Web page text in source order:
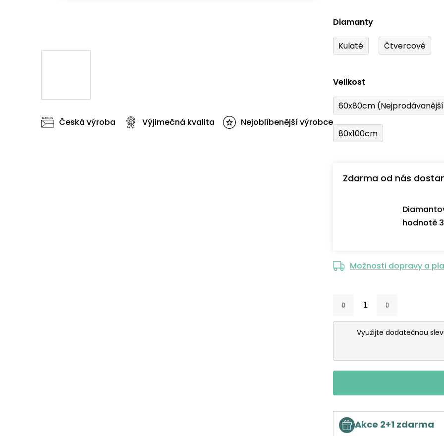
Diamanty
Kulaté Čtvercové
Velikost
60x80cm
80x100cm
Zdarma od nás
hodnotě
Možnosti dopravy a
Využijte dodatečnou
Akce 2+1 zdarma
Česká výroba Výjimečná kvalita Nejoblíbenější výrobce